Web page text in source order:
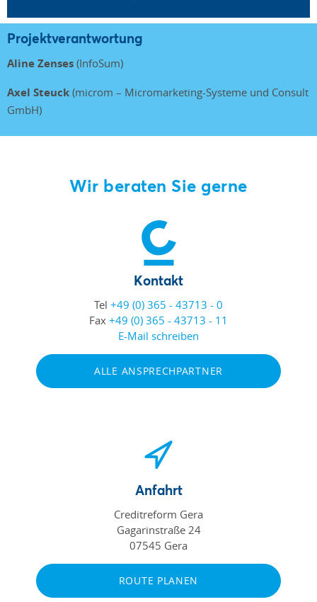
Projektverantwortung
Aline Zenses (InfoSum)
Axel Steuck (microm – Micromarketing-Systeme und Consult
GmbH)
Wir beraten Sie gerne
Kontakt
Tel +49 (0) 365 - 43713 - 0
Fax +49 (0) 365 - 43713 - 11
E-Mail schreiben
ALLE ANSPRECHPARTNER
Anfahrt
Creditreform Gera
Gagarinstraße 24
07545 Gera
ROUTE PLANEN